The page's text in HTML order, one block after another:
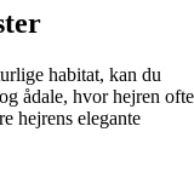
habitat, kan du
ådale, hvor hejren ofte
hejrens elegante